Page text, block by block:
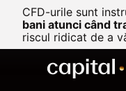
CFD-urile sunt
bani atunci când
riscul ridicat de a